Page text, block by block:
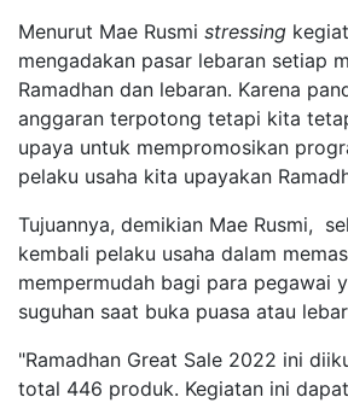
Menurut Mae Rusmi stressing
mengadakan pasar lebaran setiap
Ramadhan dan lebaran. Karena
anggaran terpotong tetapi kita
upaya untuk mempromosikan
pelaku usaha kita upayakan
Tujuannya, demikian Mae Rusmi,
kembali pelaku usaha dalam
mempermudah bagi para pegawai
suguhan saat buka puasa atau
"Ramadhan Great Sale 2022 ini
total 446 produk. Kegiatan ini